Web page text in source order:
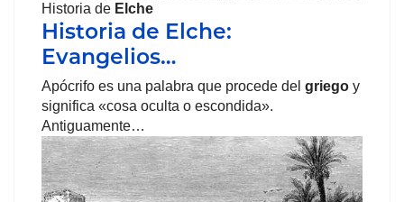
Historia de Elche
Historia de Elche:
Evangelios…
Apócrifo es una palabra que procede del griego y
significa «cosa oculta o escondida».
Antiguamente…